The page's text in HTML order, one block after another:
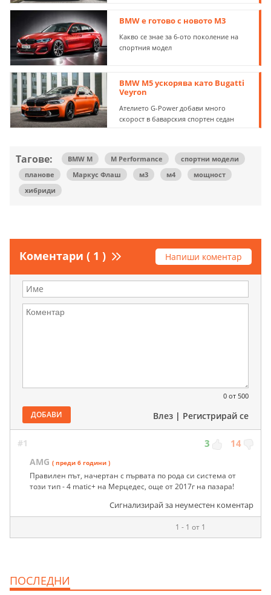
BMW е готово с новото M3
Какво се знае за 6-ото поколение на
спортния модел
BMW M5 ускорява като Bugatti
Veyron
Ателието G-Power добави много
скорост в баварския спортен седан
Тагове: BMW M M Performance
спортни модели
планове
Маркус Флаш м3 м4
мощност
хибриди
Коментари ( 1 ) Напиши коментар
0 от 500
ДОБАВИ Влез | Регистрирай се
#1 3 14
AMG ( преди 6 години )
Правилен път, начертан с първата по рода си система от
този тип - 4 matic+ на Мерцедес, още от 2017г на пазара!
Сигнализирай за неуместен коментар
1 - 1 от 1
ПОСЛЕДНИ